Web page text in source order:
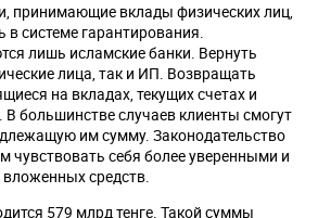
принимающие вклады физических лиц,
системе гарантирования.
лишь исламские банки. Вернуть
лица, так и ИП. Возвращать
на вкладах, текущих счетах и
В большинстве случаев клиенты смогут
им сумму. Законодательство
чувствовать себя более уверенными и
вложенных средств.
579 млрд тенге. Такой суммы